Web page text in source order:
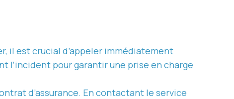
il est crucial d’appeler immédiatement
l’incident pour garantir une prise en charge
d’assurance. En contactant le service